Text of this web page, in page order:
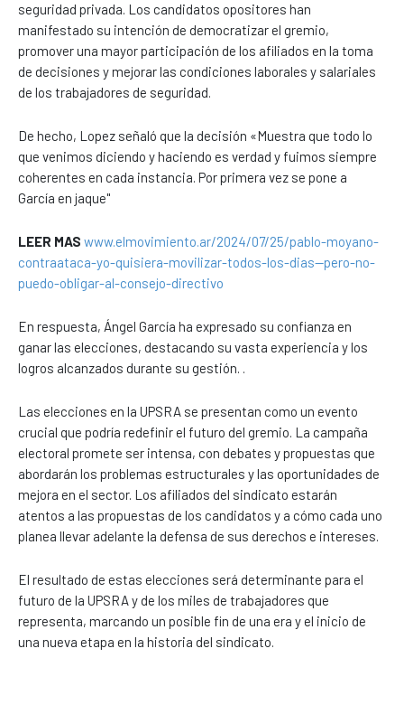
seguridad privada. Los candidatos opositores han
manifestado su intención de democratizar el gremio,
promover una mayor participación de los afiliados en la toma
de decisiones y mejorar las condiciones laborales y salariales
de los trabajadores de seguridad.
De hecho, Lopez señaló que la decisión «Muestra que todo lo
que venimos diciendo y haciendo es verdad y fuimos siempre
coherentes en cada instancia. Por primera vez se pone a
García en jaque"
LEER MAS www.elmovimiento.ar/2024/07/25/pablo-moyano-
contraataca-yo-quisiera-movilizar-todos-los-dias--pero-no-
puedo-obligar-al-consejo-directivo
En respuesta, Ángel García ha expresado su confianza en
ganar las elecciones, destacando su vasta experiencia y los
logros alcanzados durante su gestión. .
Las elecciones en la UPSRA se presentan como un evento
crucial que podría redefinir el futuro del gremio. La campaña
electoral promete ser intensa, con debates y propuestas que
abordarán los problemas estructurales y las oportunidades de
mejora en el sector. Los afiliados del sindicato estarán
atentos a las propuestas de los candidatos y a cómo cada uno
planea llevar adelante la defensa de sus derechos e intereses.
El resultado de estas elecciones será determinante para el
futuro de la UPSRA y de los miles de trabajadores que
representa, marcando un posible fin de una era y el inicio de
una nueva etapa en la historia del sindicato.